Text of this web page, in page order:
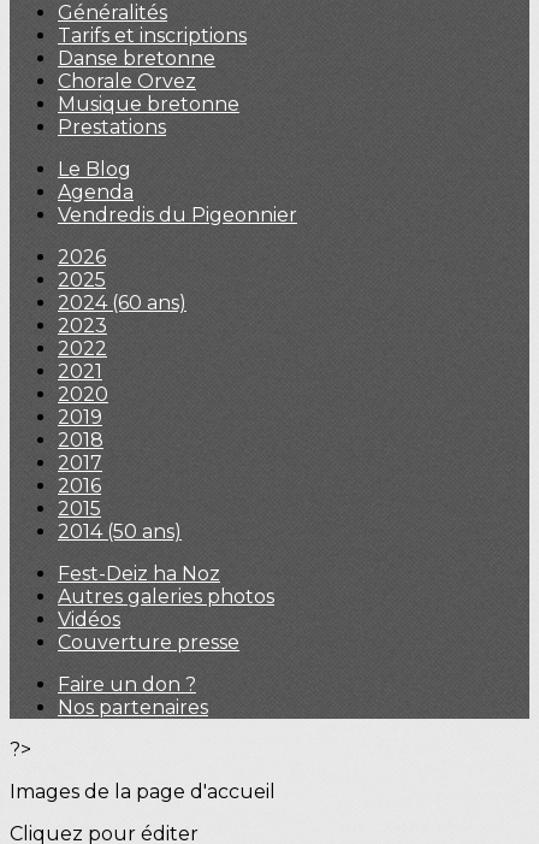
Généralités
Tarifs et inscriptions
Danse bretonne
Chorale Orvez
Musique bretonne
Prestations
Le Blog
Agenda
Vendredis du Pigeonnier
2026
2025
2024 (60 ans)
2023
2022
2021
2020
2019
2018
2017
2016
2015
2014 (50 ans)
Fest-Deiz ha Noz
Autres galeries photos
Vidéos
Couverture presse
Faire un don ?
Nos partenaires
?>
Images de la page d'accueil
Cliquez pour éditer